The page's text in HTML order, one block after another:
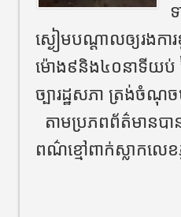
ស្ងៀមបណ្តាលឲ្យរងក
ម៉ោង៩និង៤០នាទីយប់​ ថ្
ច្បារដ្ឋសភា​ ត្រង់ចំណុច
តាមប្រភពព័ត៌មានប
ពណ៌ខ្មៅ​ពាក់ស្លាកលេខ